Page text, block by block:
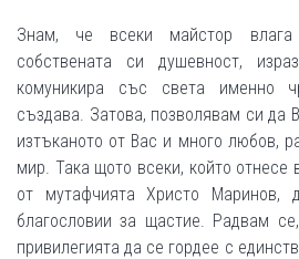
Знам, че всеки майстор
собствената си душевност,
комуникира със света именно
създава. Затова, позволявам си да
изтъканото от Вас и много любов,
мир. Така щото всеки, който отнесе
от мутафчията Христо Маринов,
благословии за щастие. Радвам
привилегията да се гордее с